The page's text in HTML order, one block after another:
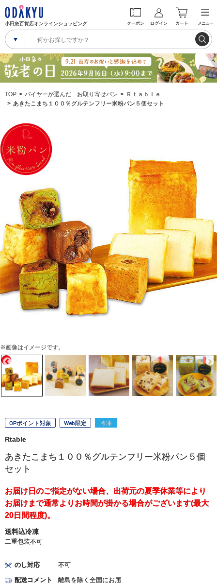
小田急百貨店オンラインショッピング クーポン ログイン カート メニュー
TOP バイヤーが選んだ お取り寄せパン
Ｒｔａｂｌｅ
あきたこまち１００％グルテンフリー米粉パン５個セット
※画像はイメージです。
OPポイント対象 Web限定 冷凍
Rtable
あきたこまち１００％グルテンフリー米粉パン５個
セット
お届け日のご指定がない場合、出荷元の夏季休業等により
お届けまで通常よりお時間が掛かる場合がございます(最大
20日間程度)。
送料込冷凍
二重包装不可
のし対応 不可
配送コメント 離島を除く全国にお届